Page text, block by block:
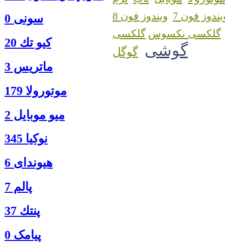
سونی 0
كيو تك 20
ماتريس 3
موتورولا 179
ميو موبايل 2
نوكيا 345
هیوندای 6
پالم 7
پنتك 37
پیامک 0
فون 7
ویندوز فون 8
گلکسی نکسوس
گوشی گوگل